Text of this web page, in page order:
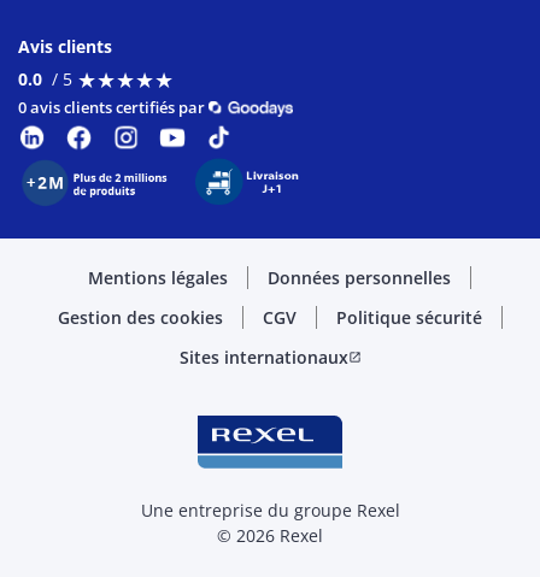
Avis clients
0.0 / 5 ★★★★★
★★★★★
0 avis clients certifiés par
Mentions légales
Données personnelles
Gestion des cookies
CGV
Politique sécurité
Sites internationauxopen_in_new
Une entreprise du groupe Rexel
© 2026 Rexel